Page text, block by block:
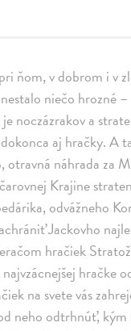
ňom, v dobrom i v
niečo hrozné
noczázrakov a
aj hračky. A
otravná náhrada za
Krajine
odvážneho
Jackovho
hračiek
hračke
na svete vás
neho odtrhnúť, kým